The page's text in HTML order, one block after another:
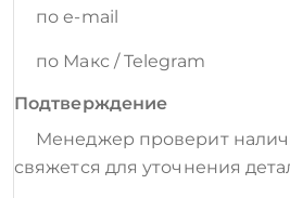
по e-mail
по Макс / Telegram
Подтверждение
Менеджер проверит
свяжется для уточнения